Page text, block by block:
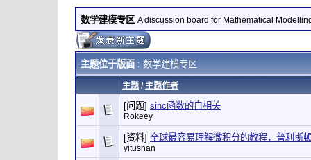
数学建模专区 A discussion board for Mathematical
主题位于版面: 数学建模专区
主题/ 主题作者
[问题] sinc函数的自相关
Rokeey
[资料] 全球最容易理解微积分的教程，普利斯
yitushan